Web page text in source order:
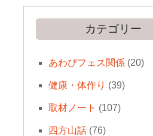
カテゴリー
あわびフェス関係(20)
健康・体作り (39)
取材ノート (107)
四方山話(76)